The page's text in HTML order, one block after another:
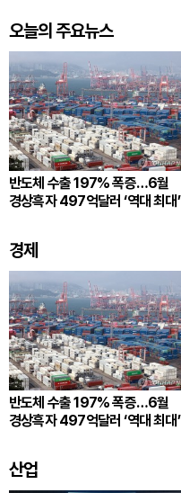
오늘의 주요뉴스
반도체 수출 197% 폭증…6월
경상흑자 497억달러 ‘역대 최대’
경제
반도체 수출 197% 폭증…6월
경상흑자 497억달러 ‘역대 최대’
산업